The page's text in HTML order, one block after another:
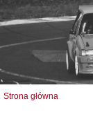
Strona główna